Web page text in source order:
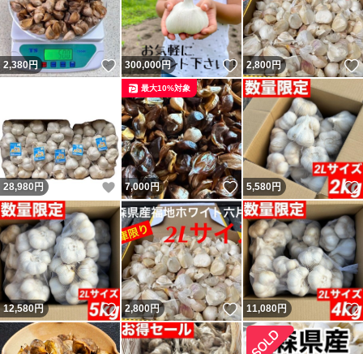
2,380円 いいね！
300,000円 いいね！
2,800円
28,980 円 いいね！
7,000円 いいね！
最大10%対象
5,580円
12,580円 いいね！
2,800円 いいね！
11,080円